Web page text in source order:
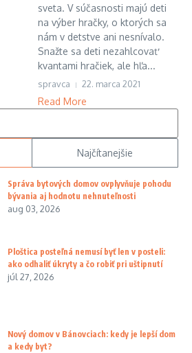
sveta. V súčasnosti majú deti
na výber hračky, o ktorých sa
nám v detstve ani nesnívalo.
Snažte sa deti nezahlcovať
kvantami hračiek, ale hľa...
spravca 22. marca 2021
Read More
Najčítanejšie
Správa bytových domov ovplyvňuje pohodu
bývania aj hodnotu nehnuteľnosti
aug 03, 2026
Ploštica posteľná nemusí byť len v posteli:
ako odhaliť úkryty a čo robiť pri uštipnutí
júl 27, 2026
Nový domov v Bánovciach: kedy je lepší dom
a kedy byt?